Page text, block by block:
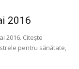
2016
2016. Citește
pentru sănătate,